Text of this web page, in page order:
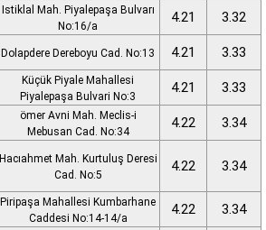
Istiklal Mah. Piyalepaşa Bulvarı
No:16/a
4.21 3.32
Dolapdere Dereboyu Cad. No:13 4.21 3.33
Küçük Piyale Mahallesi
Piyalepaşa Bulvari No:3
4.21 3.33
ömer Avni Mah. Meclis-i
Mebusan Cad. No:34
4.22 3.34
Hacıahmet Mah. Kurtuluş Deresi
Cad. No:5
4.22 3.34
Piripaşa Mahallesi Kumbarhane
Caddesi No:14-14/a
4.22 3.34